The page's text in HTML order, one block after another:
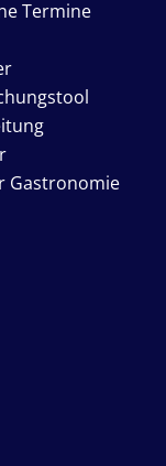
Termine
Gastronomie